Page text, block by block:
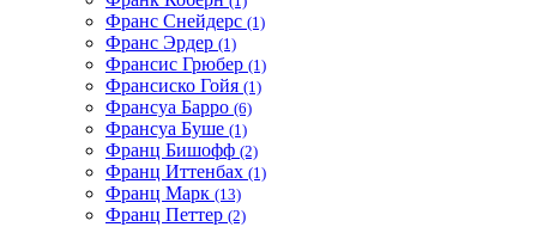
Франс Снейдерс (1)
Франс Эрдер (1)
Франсис Грюбер (1)
Франсиско Гойя (1)
Франсуа Барро (6)
Франсуа Буше (1)
Франц Бишофф (2)
Франц Иттенбах (1)
Франц Марк (13)
Франц Петтер (2)